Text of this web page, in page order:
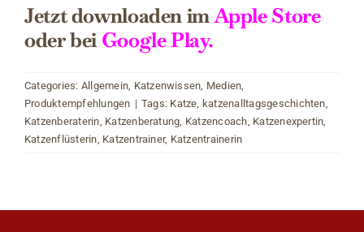
Jetzt downloaden imApple Store
oder beiGoogle Play.
Categories: Allgemein, Katzenwissen, Medien,
Produktempfehlungen | Tags: Katze, katzenalltagsgeschichten,
Katzenberaterin, Katzenberatung, Katzencoach, Katzenexpertin,
Katzenflüsterin, Katzentrainer, Katzentrainerin